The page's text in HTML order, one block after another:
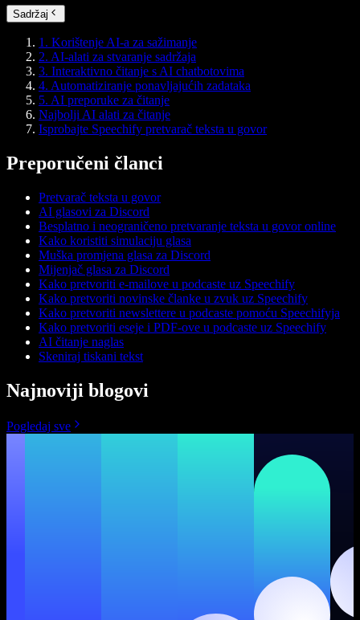
Sadržaj
1. Korištenje AI-a za sažimanje
2. AI-alati za stvaranje sadržaja
3. Interaktivno čitanje s AI chatbotovima
4. Automatiziranje ponavljajućih zadataka
5. AI preporuke za čitanje
Najbolji AI alati za čitanje
Isprobajte Speechify pretvarač teksta u govor
Preporučeni članci
Pretvarač teksta u govor
AI glasovi za Discord
Besplatno i neograničeno pretvaranje teksta u govor online
Kako koristiti simulaciju glasa
Muška promjena glasa za Discord
Mijenjač glasa za Discord
Kako pretvoriti e-mailove u podcaste uz Speechify
Kako pretvoriti novinske članke u zvuk uz Speechify
Kako pretvoriti newslettere u podcaste pomoću Speechifyja
Kako pretvoriti eseje i PDF-ove u podcaste uz Speechify
AI čitanje naglas
Skeniraj tiskani tekst
Najnoviji blogovi
Pogledaj sve